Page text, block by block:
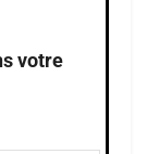
votre